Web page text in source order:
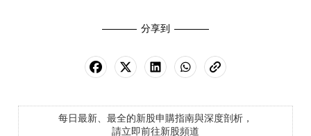
分享到
每日最新、最全的新股申購指南與深度剖析，
請立即前往新股頻道